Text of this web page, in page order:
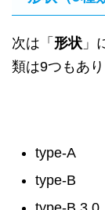
次は「 形状 」
類は9つもあ
type-A
type-B